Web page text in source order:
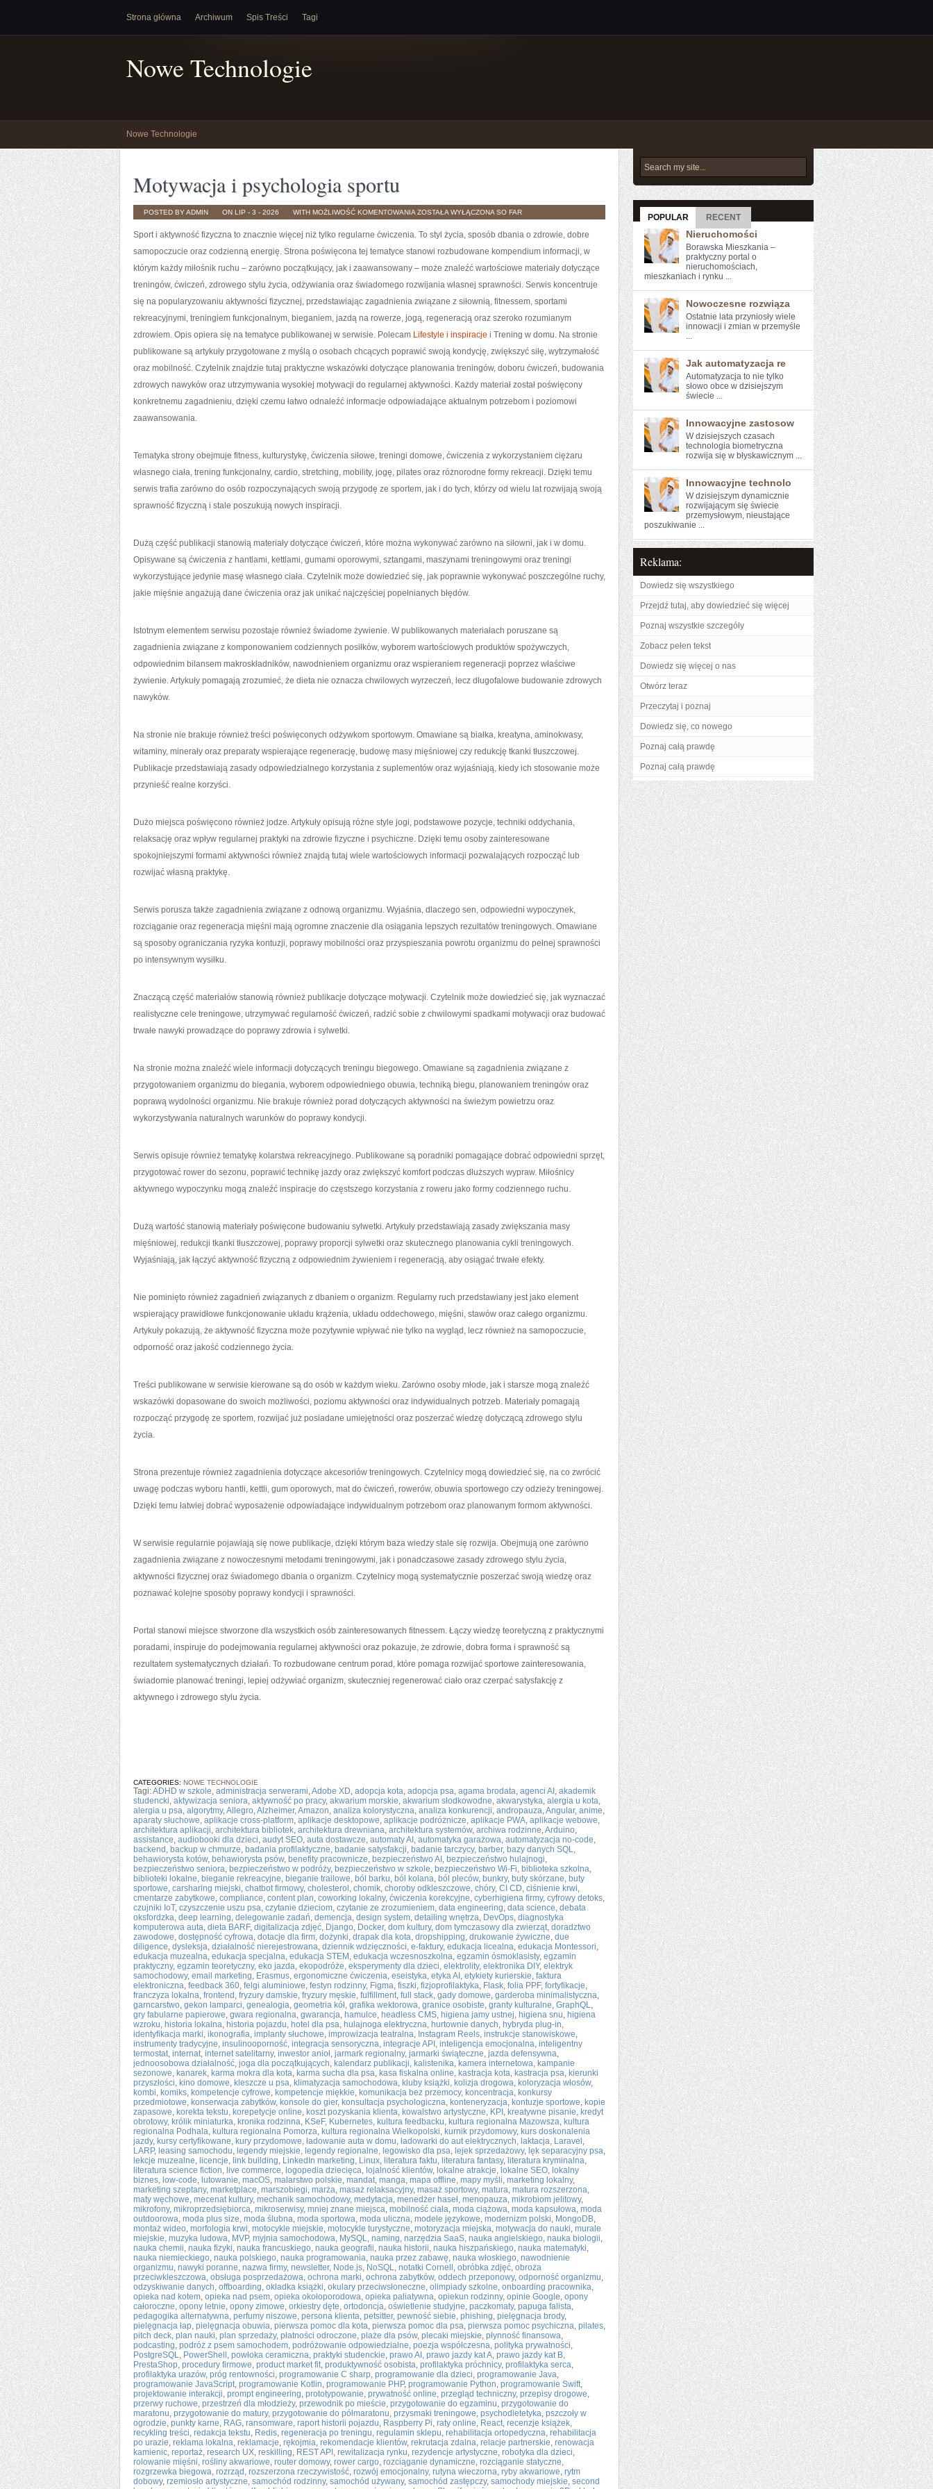
Strona główna Archiwum Spis Treści Tagi
Nowe Technologie
Nowe Technologie
Motywacja i psychologia sportu
POSTED BY ADMIN ON LIP - 3 - 2026 WITH MOŻLIWOŚĆ KOMENTOWANIA MOTYWACJA
I
SPORTU
ZOSTAŁA WYŁĄCZONA SO FAR
Sport i aktywność fizyczna to znacznie więcej niż tylko regularne ćwiczenia. To styl życia, sposób dbania o zdrowie, dobre
samopoczucie oraz codzienną energię. Strona poświęcona tej tematyce stanowi rozbudowane kompendium informacji, w
którym każdy miłośnik ruchu – zarówno początkujący, jak i zaawansowany – może znaleźć wartościowe materiały dotyczące
treningów, ćwiczeń, zdrowego stylu życia, odżywiania oraz świadomego rozwijania własnej sprawności. Serwis koncentruje
się na popularyzowaniu aktywności fizycznej, przedstawiając zagadnienia związane z siłownią, fitnessem, sportami
rekreacyjnymi, treningiem funkcjonalnym, bieganiem, jazdą na rowerze, jogą, regeneracją oraz szeroko rozumianym
zdrowiem. Opis opiera się na tematyce publikowanej w serwisie. Polecam Lifestyle i inspiracje i Trening w domu. Na stronie
publikowane są artykuły przygotowane z myślą o osobach chcących poprawić swoją kondycję, zwiększyć siłę, wytrzymałość
oraz mobilność. Czytelnik znajdzie tutaj praktyczne wskazówki dotyczące planowania treningów, doboru ćwiczeń, budowania
zdrowych nawyków oraz utrzymywania wysokiej motywacji do regularnej aktywności. Każdy materiał został poświęcony
konkretnemu zagadnieniu, dzięki czemu łatwo odnaleźć informacje odpowiadające aktualnym potrzebom i poziomowi
zaawansowania.
Tematyka strony obejmuje fitness, kulturystykę, ćwiczenia siłowe, treningi domowe, ćwiczenia z wykorzystaniem ciężaru
własnego ciała, trening funkcjonalny, cardio, stretching, mobility, jogę, pilates oraz różnorodne formy rekreacji. Dzięki temu
serwis trafia zarówno do osób rozpoczynających swoją przygodę ze sportem, jak i do tych, którzy od wielu lat rozwijają swoją
sprawność fizyczną i stale poszukują nowych inspiracji.
Dużą część publikacji stanowią materiały dotyczące ćwiczeń, które można wykonywać zarówno na siłowni, jak i w domu.
Opisywane są ćwiczenia z hantlami, kettlami, gumami oporowymi, sztangami, maszynami treningowymi oraz treningi
wykorzystujące jedynie masę własnego ciała. Czytelnik może dowiedzieć się, jak poprawnie wykonywać poszczególne ruchy,
jakie mięśnie angażują dane ćwiczenia oraz jak unikać najczęściej popełnianych błędów.
Istotnym elementem serwisu pozostaje również świadome żywienie. W publikowanych materiałach poruszane są
zagadnienia związane z komponowaniem codziennych posiłków, wyborem wartościowych produktów spożywczych,
odpowiednim bilansem makroskładników, nawodnieniem organizmu oraz wspieraniem regeneracji poprzez właściwe
żywienie. Artykuły pomagają zrozumieć, że dieta nie oznacza chwilowych wyrzeczeń, lecz długofalowe budowanie zdrowych
nawyków.
Na stronie nie brakuje również treści poświęconych odżywkom sportowym. Omawiane są białka, kreatyna, aminokwasy,
witaminy, minerały oraz preparaty wspierające regenerację, budowę masy mięśniowej czy redukcję tkanki tłuszczowej.
Publikacje przedstawiają zasady odpowiedzialnego korzystania z suplementów oraz wyjaśniają, kiedy ich stosowanie może
przynieść realne korzyści.
Dużo miejsca poświęcono również jodze. Artykuły opisują różne style jogi, podstawowe pozycje, techniki oddychania,
relaksację oraz wpływ regularnej praktyki na zdrowie fizyczne i psychiczne. Dzięki temu osoby zainteresowane
spokojniejszymi formami aktywności również znajdą tutaj wiele wartościowych informacji pozwalających rozpocząć lub
rozwijać własną praktykę.
Serwis porusza także zagadnienia związane z odnową organizmu. Wyjaśnia, dlaczego sen, odpowiedni wypoczynek,
rozciąganie oraz regeneracja mięśni mają ogromne znaczenie dla osiągania lepszych rezultatów treningowych. Omawiane
są sposoby ograniczania ryzyka kontuzji, poprawy mobilności oraz przyspieszania powrotu organizmu do pełnej sprawności
po intensywnym wysiłku.
Znaczącą część materiałów stanowią również publikacje dotyczące motywacji. Czytelnik może dowiedzieć się, jak wyznaczać
realistyczne cele treningowe, utrzymywać regularność ćwiczeń, radzić sobie z chwilowymi spadkami motywacji oraz budować
trwałe nawyki prowadzące do poprawy zdrowia i sylwetki.
Na stronie można znaleźć wiele informacji dotyczących treningu biegowego. Omawiane są zagadnienia związane z
przygotowaniem organizmu do biegania, wyborem odpowiedniego obuwia, techniką biegu, planowaniem treningów oraz
poprawą wydolności organizmu. Nie brakuje również porad dotyczących aktywności na świeżym powietrzu oraz
wykorzystywania naturalnych warunków do poprawy kondycji.
Serwis opisuje również tematykę kolarstwa rekreacyjnego. Publikowane są poradniki pomagające dobrać odpowiedni sprzęt,
przygotować rower do sezonu, poprawić technikę jazdy oraz zwiększyć komfort podczas dłuższych wypraw. Miłośnicy
aktywnego wypoczynku mogą znaleźć inspiracje do częstszego korzystania z roweru jako formy codziennego ruchu.
Dużą wartość stanowią materiały poświęcone budowaniu sylwetki. Artykuły przedstawiają zasady zwiększania masy
mięśniowej, redukcji tkanki tłuszczowej, poprawy proporcji sylwetki oraz skutecznego planowania cykli treningowych.
Wyjaśniają, jak łączyć aktywność fizyczną z odpowiednim żywieniem i regeneracją, aby osiągać trwałe efekty.
Nie pominięto również zagadnień związanych z dbaniem o organizm. Regularny ruch przedstawiany jest jako element
wspierający prawidłowe funkcjonowanie układu krążenia, układu oddechowego, mięśni, stawów oraz całego organizmu.
Artykuły pokazują, że aktywność fizyczna może pozytywnie wpływać nie tylko na wygląd, lecz również na samopoczucie,
odporność oraz jakość codziennego życia.
Treści publikowane w serwisie kierowane są do osób w każdym wieku. Zarówno osoby młode, jak i starsze mogą znaleźć
wskazówki dopasowane do swoich możliwości, poziomu aktywności oraz indywidualnych potrzeb. Materiały pomagają
rozpocząć przygodę ze sportem, rozwijać już posiadane umiejętności oraz poszerzać wiedzę dotyczącą zdrowego stylu
życia.
Strona prezentuje również zagadnienia dotyczące akcesoriów treningowych. Czytelnicy mogą dowiedzieć się, na co zwrócić
uwagę podczas wyboru hantli, kettli, gum oporowych, mat do ćwiczeń, rowerów, obuwia sportowego czy odzieży treningowej.
Dzięki temu łatwiej dobrać wyposażenie odpowiadające indywidualnym potrzebom oraz planowanym formom aktywności.
W serwisie regularnie pojawiają się nowe publikacje, dzięki którym baza wiedzy stale się rozwija. Obejmują one zarówno
zagadnienia związane z nowoczesnymi metodami treningowymi, jak i ponadczasowe zasady zdrowego stylu życia,
aktywności fizycznej oraz świadomego dbania o organizm. Czytelnicy mogą systematycznie poszerzać swoją wiedzę oraz
poznawać kolejne sposoby poprawy kondycji i sprawności.
Portal stanowi miejsce stworzone dla wszystkich osób zainteresowanych fitnessem. Łączy wiedzę teoretyczną z praktycznymi
poradami, inspiruje do podejmowania regularnej aktywności oraz pokazuje, że zdrowie, dobra forma i sprawność są
rezultatem systematycznych działań. To rozbudowane centrum porad, które pomaga rozwijać sportowe zainteresowania,
świadomie planować treningi, lepiej odżywiać organizm, skuteczniej regenerować ciało oraz czerpać satysfakcję z
aktywnego i zdrowego stylu życia.
CATEGORIES: NOWE TECHNOLOGIE
Tagi:ADHD w szkole, administracja serwerami,Adobe XD, adopcja kota, adopcja psa, agama brodata, agenci AI , akademik
studencki, aktywizacja seniora, aktywność po pracy, akwarium morskie, akwarium słodkowodne, akwarystyka, alergia u kota,
alergia u psa, algorytmy,Allegro,Alzheimer,Amazon, analiza kolorystyczna, analiza konkurencji, andropauza,Angular, anime,
aparaty słuchowe, aplikacje cross-platform, aplikacje desktopowe, aplikacje podróżnicze, aplikacje PWA, aplikacje webowe,
architektura aplikacji, architektura bibliotek, architektura drewniana, architektura systemów, archiwa rodzinne,Arduino,
assistance, audiobooki dla dzieci, audyt SEO, auta dostawcze, automaty AI , automatyka garażowa, automatyzacja no-code,
backend , backup w chmurze, badania profilaktyczne, badanie satysfakcji, badanie tarczycy, barber, bazy danych SQL,
behawiorysta kotów, behawiorysta psów, benefity pracownicze, bezpieczeństwo AI , bezpieczeństwo hulajnogi,
bezpieczeństwo seniora, bezpieczeństwo w podróży, bezpieczeństwo w szkole, bezpieczeństwo Wi-Fi, biblioteka szkolna,
biblioteki lokalne, bieganie rekreacyjne, bieganie trailowe, ból barku, ból kolana, ból pleców, bunkry, buty skórzane, buty
sportowe, carsharing miejski, chatbot firmowy, cholesterol , chomik, choroby odkleszczowe, chóry, CI CD, ciśnienie krwi,
cmentarze zabytkowe, compliance, content plan, coworking lokalny, ćwiczenia korekcyjne, cyberhigiena firmy, cyfrowy detoks,
czujniki IoT, czyszczenie uszu psa, czytanie dzieciom, czytanie ze zrozumieniem, data engineering, data science, debata
oksfordzka, deep learning, delegowanie zadań, demencja, design system, detailing wnętrza, DevOps, diagnostyka
komputerowa auta, dieta BARF, digitalizacja zdjęć, Django, Docker, dom kultury, dom tymczasowy dla zwierząt, doradztwo
zawodowe, dostępność cyfrowa, dotacje dla firm, dożynki, drapak dla kota, dropshipping, drukowanie żywiczne, due
diligence, dysleksja, działalność nierejestrowana, dziennik wdzięczności, e-faktury, edukacja licealna, edukacja Montessori,
edukacja muzealna, edukacja specjalna, edukacja STEM , edukacja wczesnoszkolna, egzamin ósmoklasisty, egzamin
praktyczny, egzamin teoretyczny, eko jazda, ekopodróże, eksperymenty dla dzieci, elektrolity, elektronika DIY, elektryk
samochodowy, email marketing, Erasmus, ergonomiczne ćwiczenia, eseistyka, etyka AI , etykiety kurierskie, faktura
elektroniczna, feedback 360, felgi aluminiowe, festyn rodzinny, Figma, fiszki, fizjoprofilaktyka, Flask, folia PPF, fortyfikacje,
franczyza lokalna, frontend , fryzury damskie, fryzury męskie, fulfillment, full stack, gady domowe, garderoba minimalistyczna,
garncarstwo, gekon lamparci, genealogia, geometria kół, grafika wektorowa, granice osobiste, granty kulturalne, GraphQL,
gry fabularne papierowe, gwara regionalna, gwarancja, hamulce, headless CMS, higiena jamy ustnej, higiena snu, higiena
wzroku, historia lokalna, historia pojazdu, hotel dla psa, hulajnoga elektryczna, hurtownie danych, hybryda plug-in,
identyfikacja marki, ikonografia, implanty słuchowe, improwizacja teatralna, Instagram Reels, instrukcje stanowiskowe,
instrumenty tradycyjne, insulinooporność, integracja sensoryczna, integracje API , inteligencja emocjonalna, inteligentny
termostat, internat, internet satelitarny, inwestor anioł, jarmark regionalny, jarmarki świąteczne, jazda defensywna,
jednoosobowa działalność, joga dla początkujących, kalendarz publikacji, kalistenika, kamera internetowa, kampanie
sezonowe, kanarek, karma mokra dla kota, karma sucha dla psa, kasa fiskalna online, kastracja kota, kastracja psa, kierunki
przyszłości, kino domowe, kleszcze u psa, klimatyzacja samochodowa, kluby książki, kolizja drogowa, koloryzacja włosów,
kombi, komiks, kompetencje cyfrowe, kompetencje miękkie, komunikacja bez przemocy, koncentracja, konkursy
przedmiotowe, konserwacja zabytków, konsole do gier, konsultacja psychologiczna, konteneryzacja, kontuzje sportowe, kopie
zapasowe, korekta tekstu, korepetycje online, koszt pozyskania klienta, kowalstwo artystyczne, KPI , kreatywne pisanie, kredyt
obrotowy, królik miniaturka, kronika rodzinna, KSeF, Kubernetes, kultura feedbacku, kultura regionalna Mazowsza, kultura
regionalna Podhala, kultura regionalna Pomorza, kultura regionalna Wielkopolski, kurnik przydomowy, kurs doskonalenia
jazdy, kursy certyfikowane, kury przydomowe, ładowanie auta w domu, ładowarki do aut elektrycznych, laktacja, Laravel ,
LARP, leasing samochodu, legendy miejskie, legendy regionalne, legowisko dla psa, lejek sprzedażowy, lęk separacyjny psa,
lekcje muzealne, licencje, link building, LinkedIn marketing, Linux, literatura faktu, literatura fantasy, literatura kryminalna,
literatura science fiction, live commerce, logopedia dziecięca, lojalność klientów, lokalne atrakcje, lokalne SEO, lokalny
biznes, low-code, lutowanie, macOS, malarstwo polskie, mandat, manga, mapa offline, mapy myśli, marketing lokalny,
marketing szeptany, marketplace, marszobiegi, marża, masaż relaksacyjny, masaż sportowy, matura, matura rozszerzona,
maty węchowe, mecenat kultury, mechanik samochodowy, medytacja, menedżer haseł, menopauza, mikrobiom jelitowy,
mikrofony, mikroprzedsiębiorca, mikroserwisy, mniej znane miejsca, mobilność ciała, moda ciążowa, moda kapsułowa, moda
outdoorowa, moda plus size, moda ślubna, moda sportowa, moda uliczna, modele językowe, modernizm polski, MongoDB,
montaż wideo, morfologia krwi, motocykle miejskie, motocykle turystyczne, motoryzacja miejska, motywacja do nauki, murale
miejskie, muzyka ludowa, MVP, myjnia samochodowa, MySQL, naming, narzędzia SaaS, nauka angielskiego, nauka biologii,
nauka chemii, nauka fizyki, nauka francuskiego, nauka geografii, nauka historii, nauka hiszpańskiego, nauka matematyki,
nauka niemieckiego, nauka polskiego, nauka programowania, nauka przez zabawę, nauka włoskiego, nawodnienie
organizmu, nawyki poranne, nazwa firmy, newsletter, Node.js, NoSQL, notatki Cornell , obróbka zdjęć, obroża
przeciwkleszczowa, obsługa posprzedażowa, ochrona marki, ochrona zabytków, oddech przeponowy, odporność organizmu,
odzyskiwanie danych, offboarding, okładka książki, okulary przeciwsłoneczne, olimpiady szkolne, onboarding pracownika,
opieka nad kotem, opieka nad psem, opieka okołoporodowa, opieka paliatywna, opiekun rodzinny, opinie Google, opony
całoroczne, opony letnie, opony zimowe, orkiestry dęte, ortodoncja, oświetlenie studyjne, paczkomaty, papuga falista,
pedagogika alternatywna, perfumy niszowe, persona klienta, petsitter, pewność siebie, phishing, pielęgnacja brody,
pielęgnacja łap, pielęgnacja obuwia, pierwsza pomoc dla kota, pierwsza pomoc dla psa, pierwsza pomoc psychiczna, pilates,
pitch deck, plan nauki, plan sprzedaży, płatności odroczone, plaże dla psów, plecaki miejskie, płynność finansowa,
podcasting, podróż z psem samochodem, podróżowanie odpowiedzialne, poezja współczesna, polityka prywatności,
PostgreSQL, PowerShell , powłoka ceramiczna, praktyki studenckie, prawo AI , prawo jazdy kat A, prawo jazdy kat B,
PrestaShop, procedury firmowe, product market fit, produktywność osobista, profilaktyka próchnicy, profilaktyka serca,
profilaktyka urazów, próg rentowności, programowanie C sharp, programowanie dla dzieci, programowanie Java,
programowanie JavaScript, programowanie Kotlin, programowanie PHP, programowanie Python, programowanie Swift,
projektowanie interakcji, prompt engineering, prototypowanie, prywatność online, przegląd techniczny, przepisy drogowe,
przerwy ruchowe, przestrzeń dla młodzieży, przewodnik po mieście, przygotowanie do egzaminu, przygotowanie do
maratonu, przygotowanie do matury, przygotowanie do półmaratonu, przysmaki treningowe, psychodietetyka, pszczoły w
ogrodzie, punkty karne, RAG, ransomware, raport historii pojazdu, Raspberry Pi, raty online, React, recenzje książek,
recykling treści, redakcja tekstu, Redis, regeneracja po treningu, regulamin sklepu, rehabilitacja ortopedyczna, rehabilitacja
po urazie, reklama lokalna, reklamacje, rękojmia, rekomendacje klientów, rekrutacja zdalna, relacje partnerskie, renowacja
kamienic, reportaż, research UX, reskilling, REST API , rewitalizacja rynku, rezydencje artystyczne, robotyka dla dzieci,
rolowanie mięśni, rośliny akwariowe, router domowy, rower cargo, rozciąganie dynamiczne, rozciąganie statyczne,
rozgrzewka biegowa, rozrząd , rozszerzona rzeczywistość, rozwój emocjonalny, rutyna wieczorna, ryby akwariowe, rytm
dobowy, rzemiosło artystyczne, samochód rodzinny, samochód używany, samochód zastępczy, samochody miejskie, second
POPULAR RECENT
Nieruchomości
Borawska Mieszkania –
praktyczny portal o
nieruchomościach,
mieszkaniach i rynku ...
Nowoczesne rozwiąza
Ostatnie ‍lata przyniosły ⁣wiele⁣
innowacji i zmian w przemyśle
...
Jak automatyzacja re
Automatyzacja ​to ‌nie tylko
słowo obce w⁢ dzisiejszym
świecie ...
Innowacyjne zastosow
W dzisiejszych czasach
technologia‍ biometryczna
rozwija się w błyskawicznym⁤ ...
Innowacyjne technolo
W dzisiejszym dynamicznie
rozwijającym się ⁢świecie
przemysłowym,‌ nieustające
poszukiwanie ...
Reklama:
Dowiedz się wszystkiego
Przejdź tutaj, aby dowiedzieć się więcej
Poznaj wszystkie szczegóły
Zobacz pełen tekst
Dowiedz się więcej o nas
Otwórz teraz
Przeczytaj i poznaj
Dowiedz się, co nowego
Poznaj całą prawdę
Poznaj całą prawdę